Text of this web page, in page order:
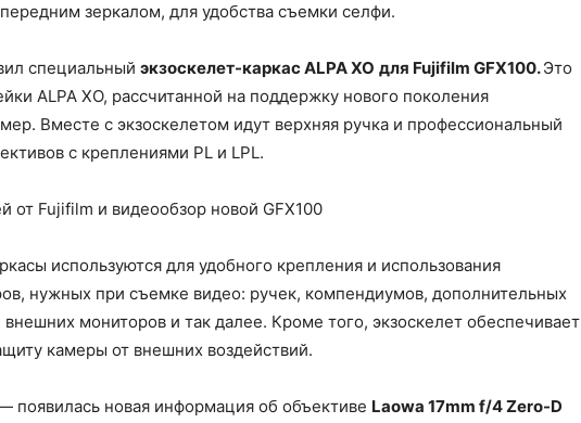
зеркалом, для удобства съемки селфи.
специальный экзоскелет-каркас ALPA XO для Fujifilm GFX100.Это
ALPA XO, рассчитанной на поддержку нового поколения
Вместе с экзоскелетом идут верхняя ручка и профессиональный
с креплениями PL и LPL.
используются для удобного крепления и использования
нужных при съемке видео: ручек, компендиумов, дополнительных
мониторов и так далее. Кроме того, экзоскелет обеспечивает
камеры от внешних воздействий.
появилась новая информация об объективе Laowa 17mm f/4 Zero-D